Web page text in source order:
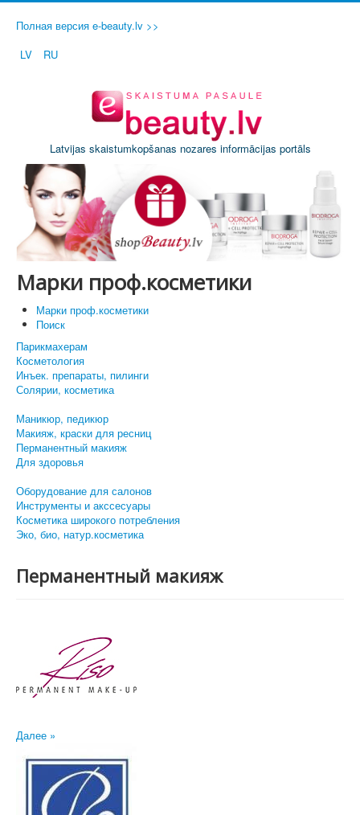
Полная версия e-beauty.lv >>
LV
RU
Latvijas skaistumkopšanas nozares informācijas portāls
Марки проф.косметики
Марки проф.косметики
Поиск
Парикмахерам
Косметология
Инъек. препараты, пилинги
Солярии, косметика
Маникюр, педикюр
Макияж, краски для ресниц
Перманентный макияж
Для здоровья
Оборудование для салонов
Инструменты и акссесуары
Косметика широкого потребления
Эко, био, натур.косметика
Перманентный макияж
Далее »